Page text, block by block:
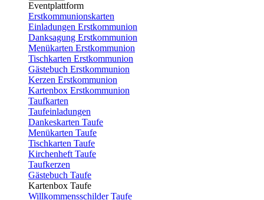
Eventplattform
Erstkommunionskarten
Einladungen Erstkommunion
Danksagung Erstkommunion
Menükarten Erstkommunion
Tischkarten Erstkommunion
Gästebuch Erstkommunion
Kerzen Erstkommunion
Kartenbox Erstkommunion
Taufkarten
Taufeinladungen
Dankeskarten Taufe
Menükarten Taufe
Tischkarten Taufe
Kirchenheft Taufe
Taufkerzen
Gästebuch Taufe
Kartenbox Taufe
Willkommensschilder Taufe